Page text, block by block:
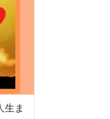
生ま